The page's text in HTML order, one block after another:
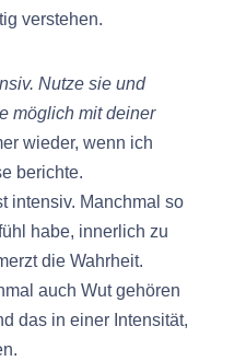
verstehen.
Nutze sie und
möglich mit deiner
wieder, wenn ich
berichte.
intensiv. Manchmal so
habe, innerlich zu
die Wahrheit.
auch Wut gehören
das in einer Intensität,